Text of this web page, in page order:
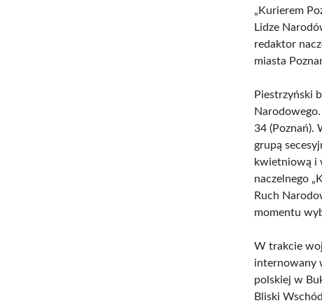
„Kurierem
Lidze
redaktor
miasta
Piestrzyński
34 (Poznań).
grupą
kwietniową i
naczelnego
Ruch
momentu
W trakcie
internowany
polskiej w
Bliski